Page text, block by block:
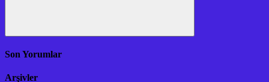
Ara
Son Yorumlar
Arşivler